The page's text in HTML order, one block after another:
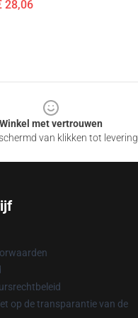
28,06
Winkel met vertrouwen
van klikken tot levering
op de transparantie van de